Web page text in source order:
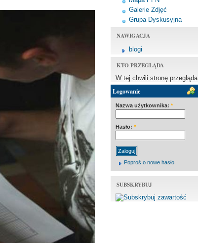
Galerie Zdjęć
Grupa Dyskusyjna
NAWIGACJA
blogi
KTO PRZEGLĄDA
W tej chwili stronę przegląda
Logowanie
Nazwa użytkownika: *
Hasło: *
Poproś o nowe hasło
SUBSKRYBUJ